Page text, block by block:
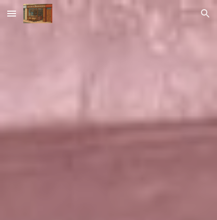
Skip to main content Skip to navigation